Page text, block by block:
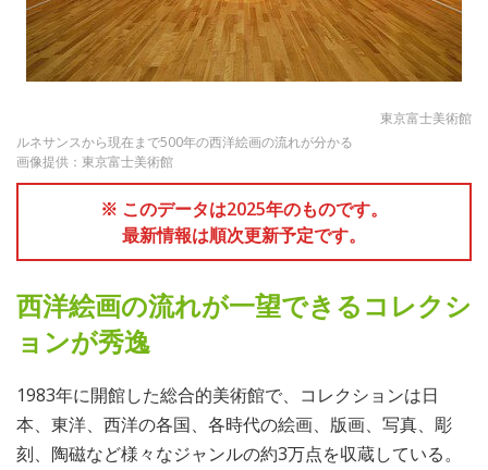
東京富士美術館
ルネサンスから現在まで500年の西洋絵画の流れが分かる
画像提供：東京富士美術館
※ このデータは2025年のものです。
最新情報は順次更新予定です。
西洋絵画の流れが一望できるコレクシ
ョンが秀逸
1983年に開館した総合的美術館で、コレクションは日
本、東洋、西洋の各国、各時代の絵画、版画、写真、彫
刻、陶磁など様々なジャンルの約3万点を収蔵している。